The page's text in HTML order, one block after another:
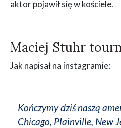
aktor pojawił się w kościele.
Maciej Stuhr
Jak napisał na instagramie:
Kończymy dziś naszą
Chicago, Plainville, New